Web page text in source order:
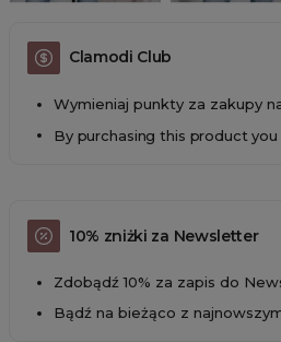
Clamodi Club
Wymieniaj punkty za zakupy
By purchasing this product
10% zniżki za Newsletter
Zdobądź 10% za zapis do
Bądź na bieżąco z